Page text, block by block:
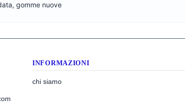
gomme nuove
INFORMAZIONI
chi siamo